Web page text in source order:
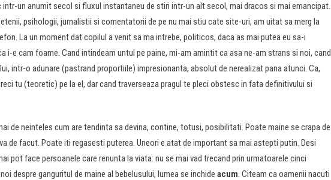
un anumit secol si fluxul instantaneu de stiri intr-un alt secol, mai dracos si mai emancipat.
psihologii, jurnalistii si comentatorii de pe nu mai stiu cate site-uri, am uitat sa merg la
La un moment dat copilul a venit sa ma intrebe, politicos, daca as mai putea eu sa-i
i-e cam foame. Cand intindeam untul pe paine, mi-am amintit ca asa ne-am strans si noi, cand
intr-o adunare (pastrand proportiile) impresionanta, absolut de nerealizat pana atunci. Ca,
tu (teoretic) pe la el, dar cand traverseaza pragul te pleci obstesc in fata definitivului si
de neinteles cum are tendinta sa devina, contine, totusi, posibilitati. Poate maine se crapa de
de facut. Poate iti regasesti puterea. Uneori e atat de important sa mai astepti putin. Desi
pot face persoanele care renunta la viata: nu se mai vad trecand prin urmatoarele cinci
despre ganguritul de maine al bebelusului, lumea se inchide acum. Citeam ca oamenii nacuti